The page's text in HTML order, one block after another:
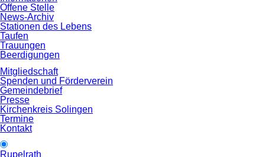
Offene Stelle
News-Archiv
Stationen des Lebens
Taufen
Trauungen
Beerdigungen
Mitgliedschaft
Spenden und Förderverein
Gemeindebrief
Presse
Kirchenkreis Solingen
Termine
Kontakt
Rupelrath